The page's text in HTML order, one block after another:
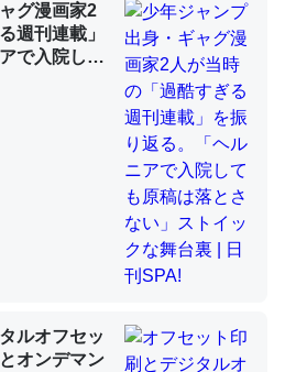
ウムも酸素も不足してて両方に不
のでは」とあって面白い。海に
ウミグモ）はカルシウムを使わ
だが、酵素が違うのか？
虫学の大問題＝「昆虫はなぜ海にいな
腹足類だと殻を無くしてナメク
。
グ漫画家2
週刊連載」
で入院して
トイックな
ルオフセッ
オンデマン